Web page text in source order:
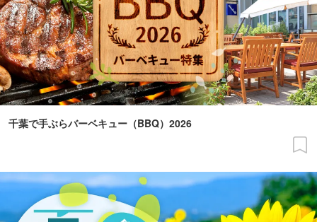
千葉で手ぶらバーベキュー（BBQ）2026